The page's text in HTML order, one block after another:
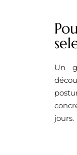
Un
jours.